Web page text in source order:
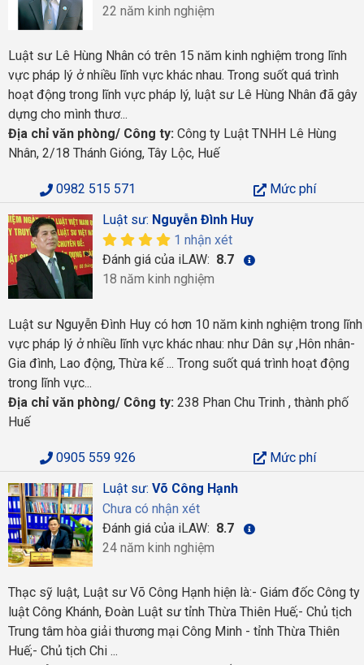
22 năm kinh nghiệm
Luật sư Lê Hùng Nhân có trên 15 năm kinh nghiệm trong lĩnh
vực pháp lý ở nhiều lĩnh vực khác nhau. Trong suốt quá trình
hoạt động trong lĩnh vực pháp lý, luật sư Lê Hùng Nhân đã gây
dựng cho mình thươ...
Địa chỉ văn phòng/ Công ty: Công ty Luật TNHH Lê Hùng
Nhân, 2/18 Thánh Gióng, Tây Lộc, Huế
0982 515 571
Mức phí
Luật sư: Nguyễn Đình Huy
1 nhận xét
Đánh giá của iLAW: 8.7
18 năm kinh nghiệm
Luật sư Nguyễn Đình Huy có hơn 10 năm kinh nghiệm trong lĩnh
vực pháp lý ở nhiều lĩnh vực khác nhau: như Dân sự ,Hôn nhân-
Gia đình, Lao động, Thừa kế ... Trong suốt quá trình hoạt động
trong lĩnh vực...
Địa chỉ văn phòng/ Công ty: 238 Phan Chu Trinh , thành phố
Huế
0905 559 926
Mức phí
Luật sư: Võ Công Hạnh
Chưa có nhận xét
Đánh giá của iLAW: 8.7
24 năm kinh nghiệm
Thạc sỹ luật, Luật sư Võ Công Hạnh hiện là:- Giám đốc Công ty
luật Công Khánh, Đoàn Luật sư tỉnh Thừa Thiên Huế;- Chủ tịch
Trung tâm hòa giải thương mại Công Minh - tỉnh Thừa Thiên
Huế;- Chủ tịch Chi ...